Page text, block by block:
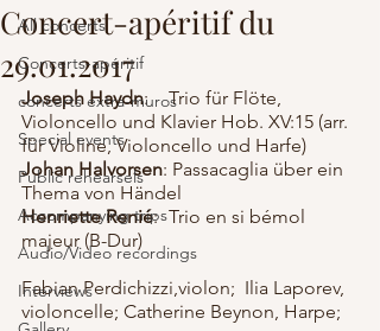
All concerts
Concerts-apéritif
concerts extra-muros
Special events
Public rehearsels
Accompanying trips
Audio/Video recordings
Interviews
Concert-apéritif du
29.01.2017
Joseph Haydn:	 Trio für Flöte,
Violoncello und Klavier Hob. XV:15 (arr.
für Violine, Violoncello und Harfe)
Johan Halvorsen: Passacaglia über ein
Thema von Händel
Henriette Renié:	 Trio en si bémol
majeur (B-Dur)
Fabian Perdichizzi,violon;  Ilia Laporev,
violoncelle; Catherine Beynon, Harpe;